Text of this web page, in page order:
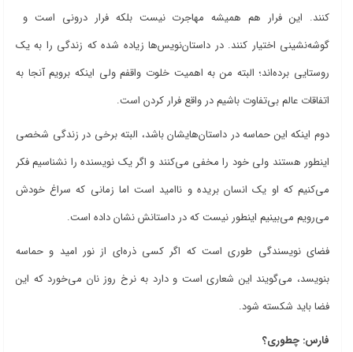
کنند. این فرار هم همیشه مهاجرت نیست بلکه فرار درونی است و
گوشه‌نشینی اختیار کنند. در داستان‌نویس‌ها زیاده شده که زندگی را به یک
روستایی برده‌اند؛ البته من به اهمیت خلوت واقفم ولی اینکه برویم آنجا به
اتفاقات عالم بی‌تفاوت باشیم در واقع فرار کردن است.
دوم اینکه این حماسه در داستان‌هایشان باشد، البته برخی در زندگی شخصی
اینطور هستند ولی خود را مخفی می‌کنند و اگر یک نویسنده را نشناسیم فکر
می‌کنیم که او یک انسان بریده و ناامید است اما زمانی که سراغ خودش
می‌رویم می‌بینیم اینطور نیست که در داستانش نشان داده است.
فضای نویسندگی طوری است که اگر کسی ذره‌ای از نور امید و حماسه
بنویسد، می‌گویند این شعاری است و دارد به نرخ روز نان می‌خورد که این
فضا باید شکسته شود.
فارس: چطوری؟